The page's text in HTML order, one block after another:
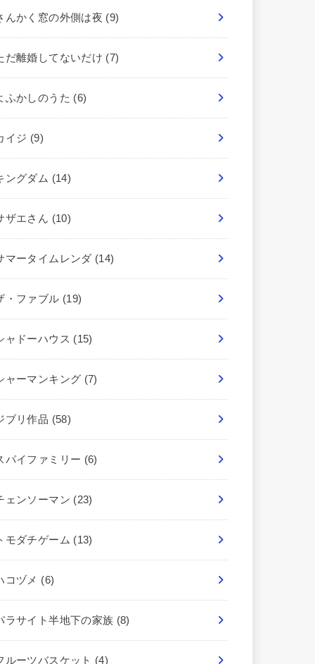
んかく窓の外側は夜 (9)
だ離婚してないだけ (7)
ふかしのうた (6)
イジ (9)
ングダム (14)
ザエさん (10)
マータイムレンダ (14)
・ファブル (19)
ャドーハウス (15)
ャーマンキング (7)
ブリ作品 (58)
パイファミリー (6)
ェンソーマン (23)
モダチゲーム (13)
コヅメ (6)
ラサイト半地下の家族 (8)
ルーツバスケット (4)